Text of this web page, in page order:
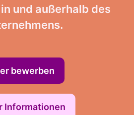
und außerhalb des
bewerben
Informationen